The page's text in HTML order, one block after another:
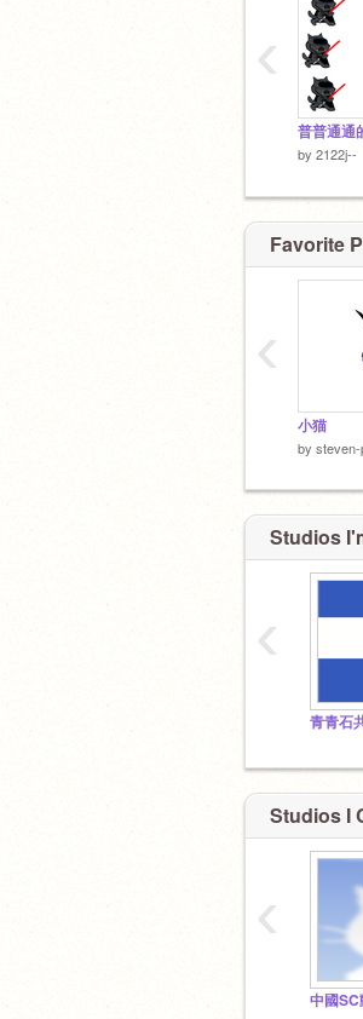
普普通通
by 2122j--
‹
Favorite
小猫
by
‹
Studios
青青石
‹
Studios I
中國SC
‹